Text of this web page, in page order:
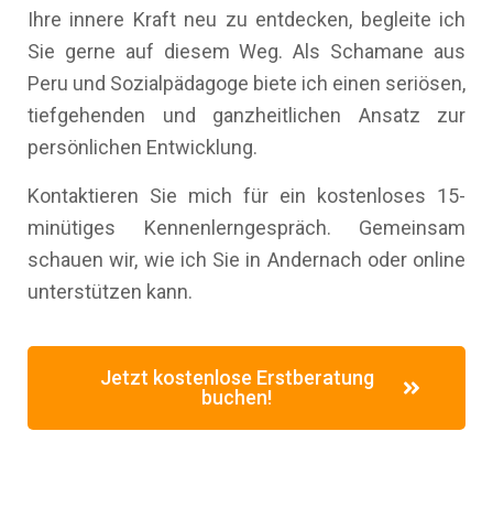
Ihre innere Kraft neu zu entdecken, begleite ich
Sie gerne auf diesem Weg. Als Schamane aus
Peru und Sozialpädagoge biete ich einen seriösen,
tiefgehenden und ganzheitlichen Ansatz zur
persönlichen Entwicklung.
Kontaktieren Sie mich für ein kostenloses 15-
minütiges Kennenlerngespräch. Gemeinsam
schauen wir, wie ich Sie in Andernach oder online
unterstützen kann.
Jetzt kostenlose Erstberatung
buchen!